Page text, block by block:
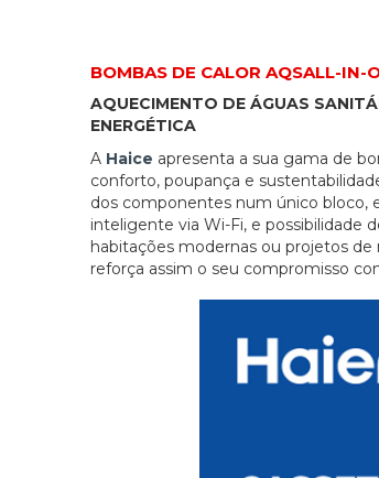
BOMBAS DE CALOR AQSALL-
AQUECIMENTO DE ÁGUAS
ENERGÉTICA
A Haice apresenta a sua gama de
conforto, poupança e
dos componentes num único bloco,
inteligente via Wi-Fi, e possibilidade
habitações modernas ou projetos
reforça assim o seu compromisso